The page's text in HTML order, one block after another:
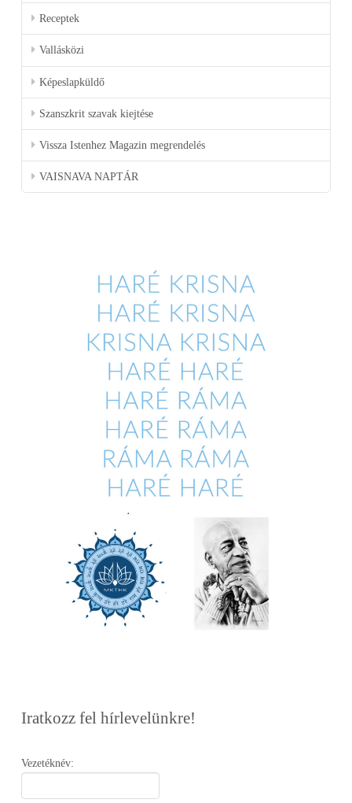
Receptek
Vallásközi
Képeslapküldő
Szanszkrit szavak kiejtése
Vissza Istenhez Magazin megrendelés
VAISNAVA NAPTÁR
Iratkozz fel hírlevelünkre!
Vezetéknév: